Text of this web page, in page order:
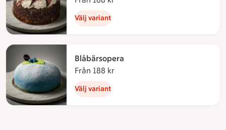
Välj variant
Blåbärsopera
Från 188 kr
Välj variant